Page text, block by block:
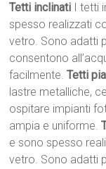
Tetti inclinati I tetti
spesso realizzati
vetro. Sono adatti
consentono
facilmente.Tetti
lastre metalliche,
ospitare impianti
ampia e uniforme.
e sono spesso
vetro. Sono adatti